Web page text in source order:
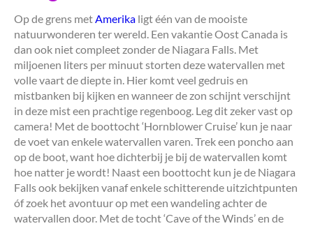
Op de grens metAmerika ligt één van de mooiste
natuurwonderen ter wereld. Een vakantie Oost Canada is
dan ook niet compleet zonder de Niagara Falls. Met
miljoenen liters per minuut storten deze watervallen met
volle vaart de diepte in. Hier komt veel gedruis en
mistbanken bij kijken en wanneer de zon schijnt verschijnt
in deze mist een prachtige regenboog. Leg dit zeker vast op
camera! Met de boottocht ‘Hornblower Cruise’ kun je naar
de voet van enkele watervallen varen. Trek een poncho aan
op de boot, want hoe dichterbij je bij de watervallen komt
hoe natter je wordt! Naast een boottocht kun je de Niagara
Falls ook bekijken vanaf enkele schitterende uitzichtpunten
óf zoek het avontuur op met een wandeling achter de
watervallen door. Met de tocht ‘Cave of the Winds’ en de